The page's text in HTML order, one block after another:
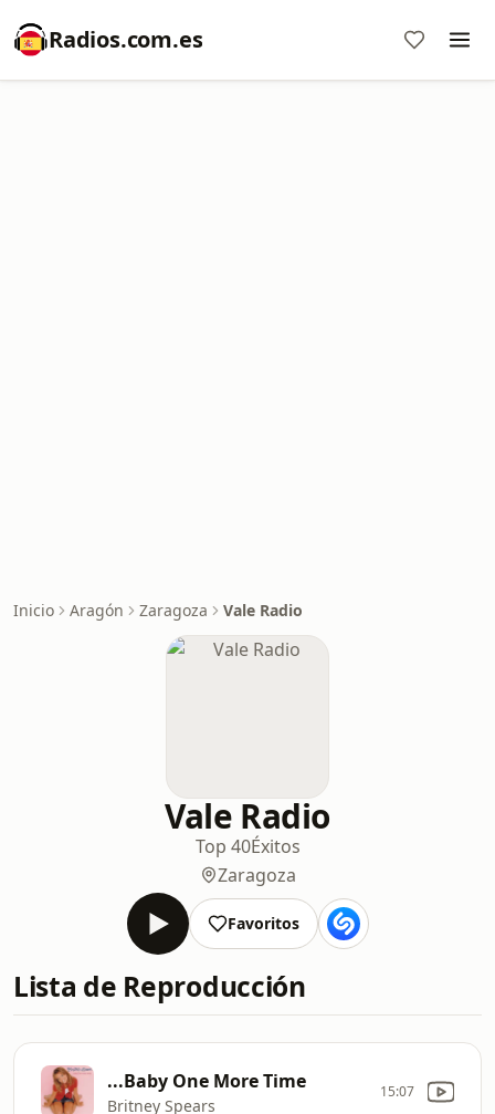
Radios.com.es
Inicio Aragón Zaragoza Vale Radio
Vale Radio
Top 40Éxitos
Zaragoza
Favoritos
Lista de Reproducción
...Baby One More Time
Britney Spears
15:07